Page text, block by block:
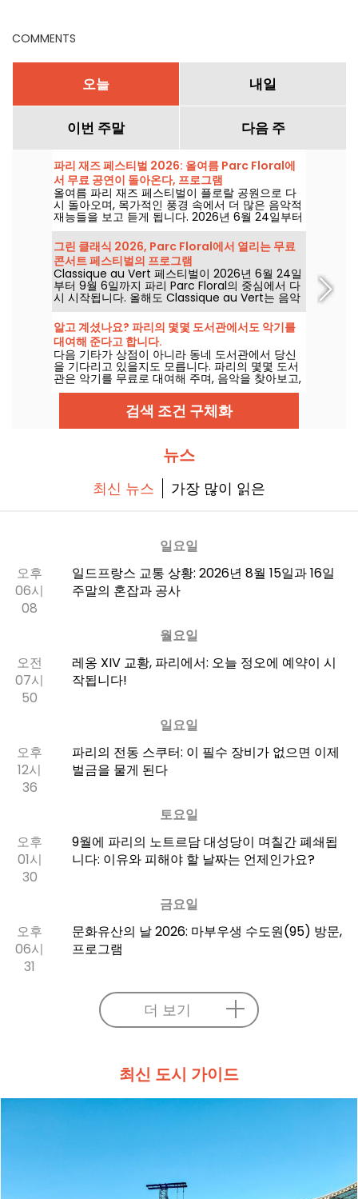
COMMENTS
오늘 내일
이번 주말 다음 주
파리 재즈 페스티벌 2026: 올여름 Parc Floral에
서 무료 공연이 돌아온다, 프로그램
올여름 파리 재즈 페스티벌이 플로랄 공원으로 다
시 돌아오며, 목가적인 풍경 속에서 더 많은 음악적
재능들을 보고 듣게 됩니다. 2026년 6월 24일부터
9월 6일까지 열리는 무료 콘서트 프로그램을 확인
해 보세요!
그린 클래식 2026, Parc Floral에서 열리는 무료
콘서트 페스티벌의 프로그램
Classique au Vert 페스티벌이 2026년 6월 24일
부터 9월 6일까지 파리 Parc Floral의 중심에서 다
시 시작됩니다. 올해도 Classique au Vert는 음악
애호가와 초심자 모두에게 잘 알려진 아티스트들과
떠오르는 신예들의 무대를 앞두고, 함께 더 좋은 템
포와 맑은 날씨를 만끽하라고 초대합니다.
알고 계셨나요? 파리의 몇몇 도서관에서도 악기를
대여해 준다고 합니다.
다음 기타가 상점이 아니라 동네 도서관에서 당신
을 기다리고 있을지도 모릅니다. 파리의 몇몇 도서
관은 악기를 무료로 대여해 주며, 음악을 찾아보고,
다시 시작하거나 그저 한 발 내딛어 볼 수 있는 기
회를 제공합니다.검색 조건 구체화
뉴스
최신 뉴스 가장 많이 읽은
일요일
오후
06시
08
일드프랑스 교통 상황: 2026년 8월 15일과 16일
주말의 혼잡과 공사
월요일
오전
07시
50
레옹 XIV 교황, 파리에서: 오늘 정오에 예약이 시
작됩니다!
일요일
오후
12시
36
파리의 전동 스쿠터: 이 필수 장비가 없으면 이제
벌금을 물게 된다
토요일
오후
01시
30
9월에 파리의 노트르담 대성당이 며칠간 폐쇄됩
니다: 이유와 피해야 할 날짜는 언제인가요?
금요일
오후
06시
31
문화유산의 날 2026: 마부우생 수도원(95) 방문,
프로그램
더 보기
최신 도시 가이드